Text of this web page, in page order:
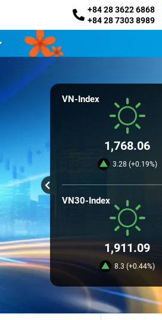
+84 28 3622 6868
+84 28 7303 8989
VN-Index
1,768.06
3.28 (+0.19%)
VN30-Index
1,911.09
8.3 (+0.44%)